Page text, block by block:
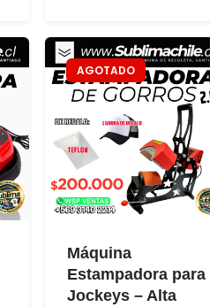
AGOTADO
Máquina
Estampadora para
Jockeys – Alta